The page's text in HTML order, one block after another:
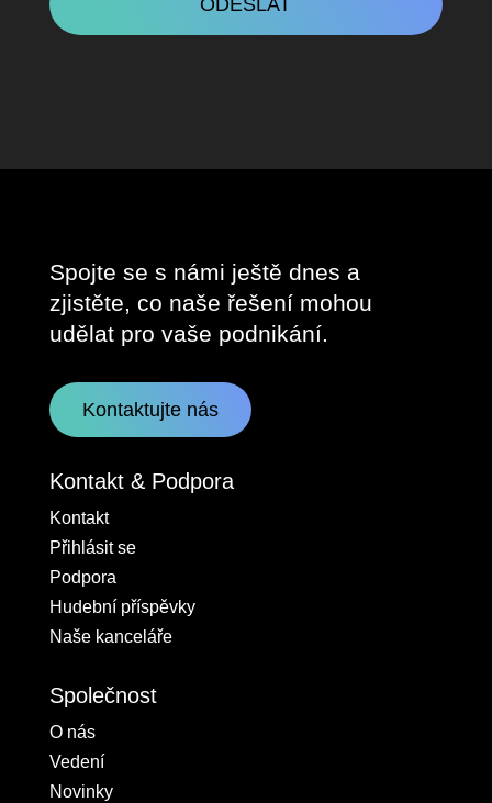
Spojte se s námi ještě dnes a
zjistěte, co naše řešení mohou
udělat pro vaše podnikání.
Kontaktujte nás
Kontakt & Podpora
Kontakt
Přihlásit se
Podpora
Hudební příspěvky
Naše kanceláře
Společnost
O nás
Vedení
Novinky